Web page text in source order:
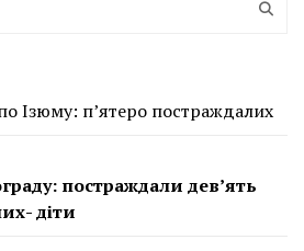
Ізюму: п’ятеро постраждалих
постраждали дев’ять
діти